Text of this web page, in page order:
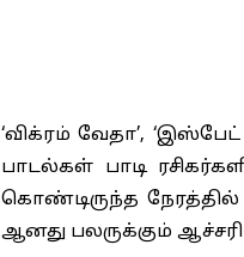
‘விக்ரம் வேதா’,
பாடல்கள் பாடி
கொண்டிருந்த நேரத்தில்
ஆனது பலருக்கும்